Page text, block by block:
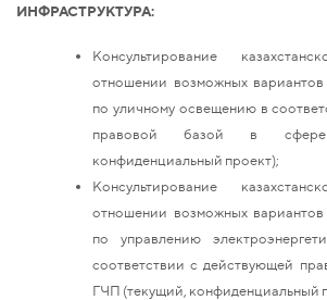
ИНФРАСТРУКТУРА:
Консультирование
отношении возможных
по уличному освещению в
правовой базой в
конфиденциальный проект);
Консультирование
отношении возможных
по управлению
соответствии с действующей
ГЧП (текущий, конфиденциальный